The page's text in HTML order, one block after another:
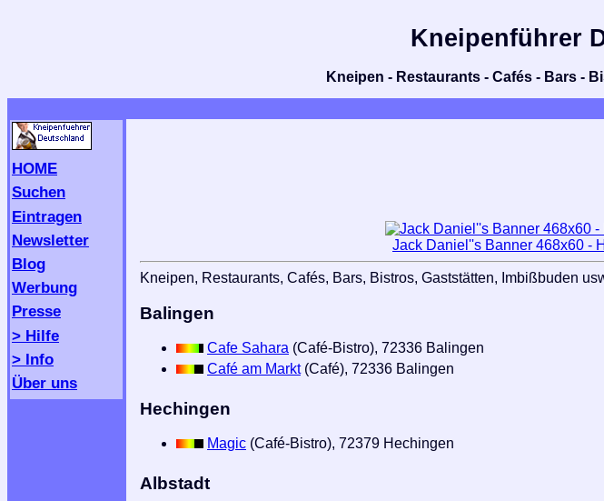
Kneipenführer
Kneipen - Restaurants - Cafés - Bars -
HOME
Suchen
Eintragen
Newsletter
Blog
Werbung
Presse
> Hilfe
> Info
Über uns
Jack Daniel''s Banner 468x60 -
Kneipen, Restaurants, Cafés, Bars, Bistros, Gaststätten, Imbißbuden
Balingen
Cafe Sahara (Café-Bistro), 72336 Balingen
Café am Markt(Café), 72336 Balingen
Hechingen
Magic (Café-Bistro), 72379 Hechingen
Albstadt